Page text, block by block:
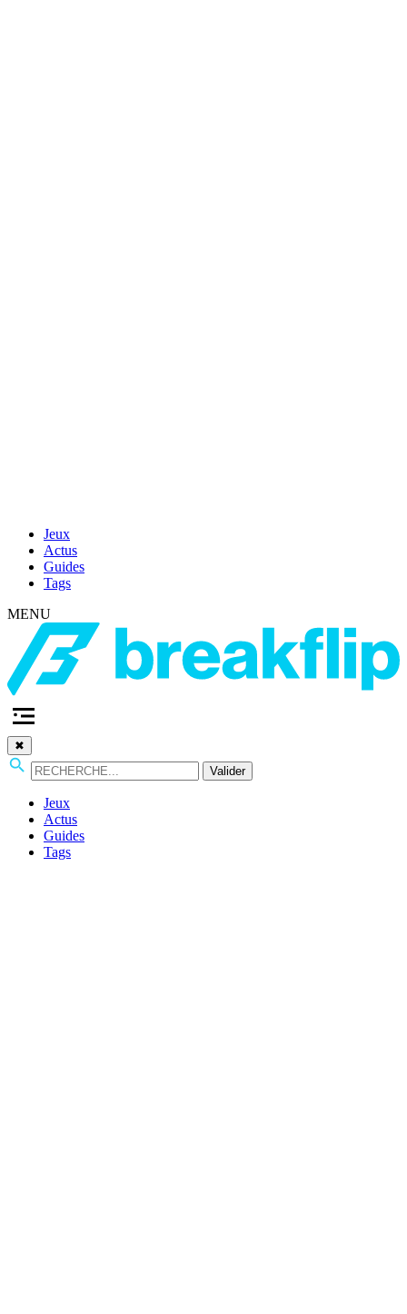
Jeux
Actus
Guides
Tags
MENU
✖
Valider
Jeux
Actus
Guides
Tags